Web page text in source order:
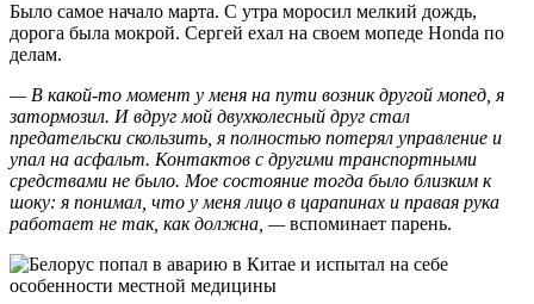
Было самое начало марта. С утра моросил мелкий дождь,
дорога была мокрой. Сергей ехал на своем мопеде Honda по
делам.
— В какой-то момент у меня на пути возник другой мопед, я
затормозил. И вдруг мой двухколесный друг стал
предательски скользить, я полностью потерял управление и
упал на асфальт. Контактов с другими транспортными
средствами не было. Мое состояние тогда было близким к
шоку: я понимал, что у меня лицо в царапинах и правая рука
работает не так, как должна, —вспоминает парень.